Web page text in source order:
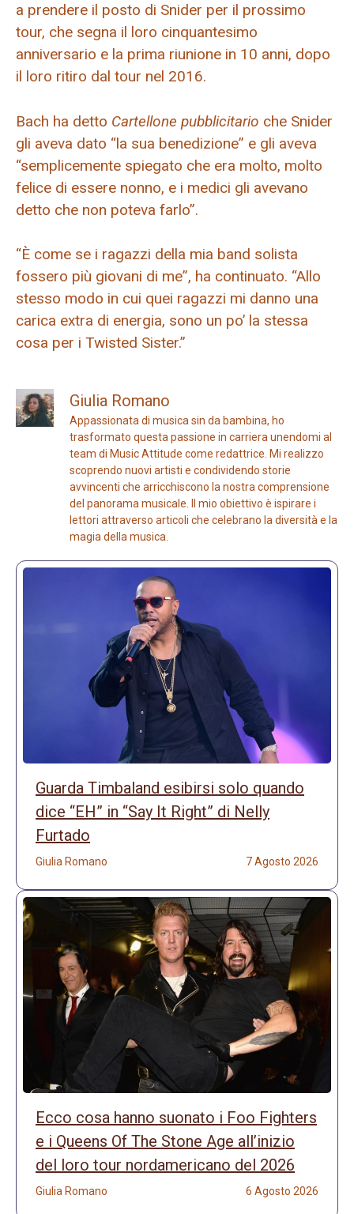
a prendere il posto di Snider per il prossimo
tour, che segna il loro cinquantesimo
anniversario e la prima riunione in 10 anni, dopo
il loro ritiro dal tour nel 2016.
Bach ha detto Cartellone pubblicitario che Snider
gli aveva dato “la sua benedizione” e gli aveva
“semplicemente spiegato che era molto, molto
felice di essere nonno, e i medici gli avevano
detto che non poteva farlo”.
“È come se i ragazzi della mia band solista
fossero più giovani di me”, ha continuato. “Allo
stesso modo in cui quei ragazzi mi danno una
carica extra di energia, sono un po’ la stessa
cosa per i Twisted Sister.”
Giulia Romano
Appassionata di musica sin da bambina, ho
trasformato questa passione in carriera unendomi al
team di Music Attitude come redattrice. Mi realizzo
scoprendo nuovi artisti e condividendo storie
avvincenti che arricchiscono la nostra comprensione
del panorama musicale. Il mio obiettivo è ispirare i
lettori attraverso articoli che celebrano la diversità e la
magia della musica.
Guarda Timbaland esibirsi solo quando
dice “EH” in “Say It Right” di Nelly
Furtado
Giulia Romano 7 Agosto 2026
Ecco cosa hanno suonato i Foo Fighters
e i Queens Of The Stone Age all’inizio
del loro tour nordamericano del 2026
Giulia Romano 6 Agosto 2026